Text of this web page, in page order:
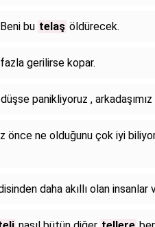
bu telaş öldürecek.
gerilirse kopar.
düşse panikliyoruz ,
önce ne olduğunu çok iyi
daha akıllı olan insanlar